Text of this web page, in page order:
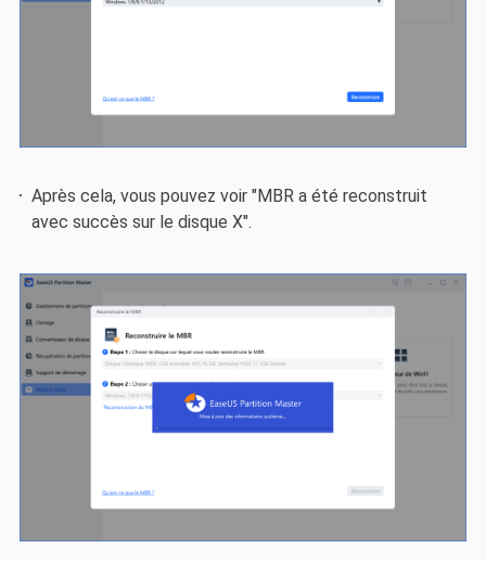
Après cela, vous pouvez voir "MBR a été reconstruit
avec succès sur le disque X".